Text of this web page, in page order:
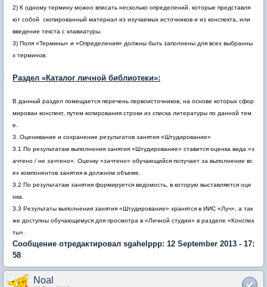
2) К одному термину можно вписать несколько определений, которые представля
ют собой скопированный материал из изучаемых источников и из конспекта, или
введение текста с клавиатуры.
3) Поля «Термины» и «Определения» должны быть заполнены для всех выбранны
х терминов.
Раздел «Каталог личной библиотеки»:
В данный раздел помещается перечень первоисточников, на основе которых сфор
мирован конспект, путем копирования строки из списка литературы по данной тем
е.
3. Оценивание и сохранение результатов занятия «Штудирование»
3.1 По результатам выполнения занятия «Штудирование» ставится оценка вида «з
ачтено / не зачтено». Оценку «зачтено» обучающийся получает за выполнение вс
ех компонентов занятия в должном объеме.
3.2 По результатам занятия формируется ведомость, в которую выставляется оце
нка.
3.3 Результаты выполнения занятия «Штудирование» хранятся в ИИС «Луч», а так
же доступны обучающемуся для просмотра в «Личной студии» в разделе «Конспек
ты».
Сообщение отредактировал sgahelppp: 12 September 2013 - 17:
58
Noal